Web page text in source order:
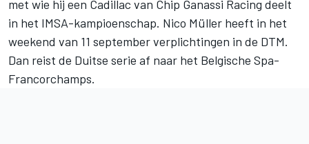
met wie hij een Cadillac van Chip Ganassi Racing deelt
in het IMSA-kampioenschap. Nico Müller heeft in het
weekend van 11 september verplichtingen in de DTM.
Dan reist de Duitse serie af naar het Belgische Spa-
Francorchamps.